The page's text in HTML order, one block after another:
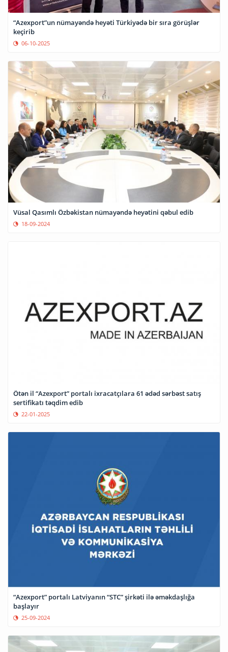
“Azexport”un nümayəndə heyəti Türkiyədə bir sıra görüşlər
keçirib
06-10-2025
Vüsal Qasımlı Özbəkistan nümayəndə heyətini qəbul edib
18-09-2024
Ötən il “Azexport” portalı ixracatçılara 61 ədəd sərbəst satış
sertifikatı təqdim edib
22-01-2025
“Azexport” portalı Latviyanın “STC” şirkəti ilə əməkdaşlığa
başlayır
25-09-2024